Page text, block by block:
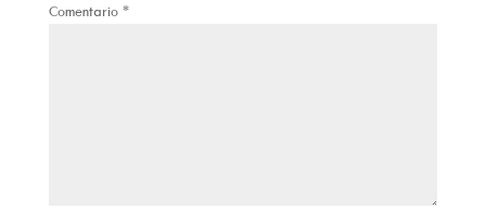
Comentario *